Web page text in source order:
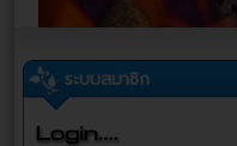
ระบบสมาชิก